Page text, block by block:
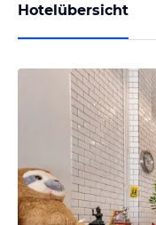
Hotelübersicht